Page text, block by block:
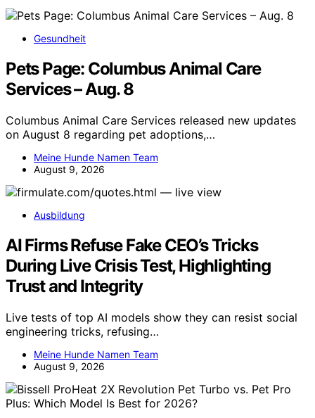
Gesundheit
Pets Page: Columbus Animal Care
Services – Aug. 8
Columbus Animal Care Services released new updates
on August 8 regarding pet adoptions,…
Meine Hunde Namen Team
August 9, 2026
Ausbildung
AI Firms Refuse Fake CEO’s Tricks
During Live Crisis Test, Highlighting
Trust and Integrity
Live tests of top AI models show they can resist social
engineering tricks, refusing…
Meine Hunde Namen Team
August 9, 2026